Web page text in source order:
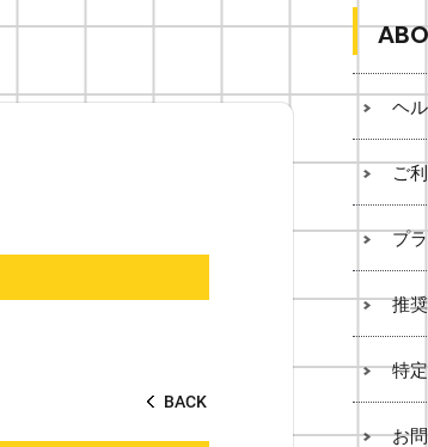
BACK
ヘ
ご
プ
推
特
お